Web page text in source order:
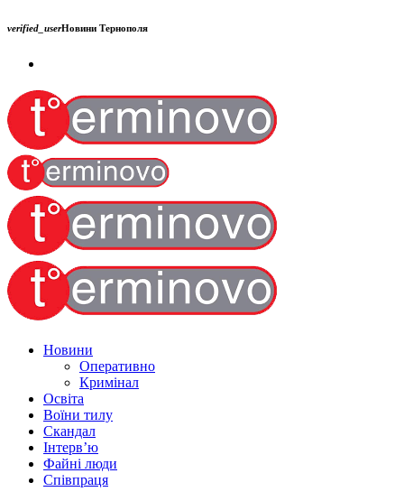
verified_userНовини Тернополя
Новини
Оперативно
Кримінал
Освіта
Воїни тилу
Скандал
Інтерв’ю
Файні люди
Співпраця